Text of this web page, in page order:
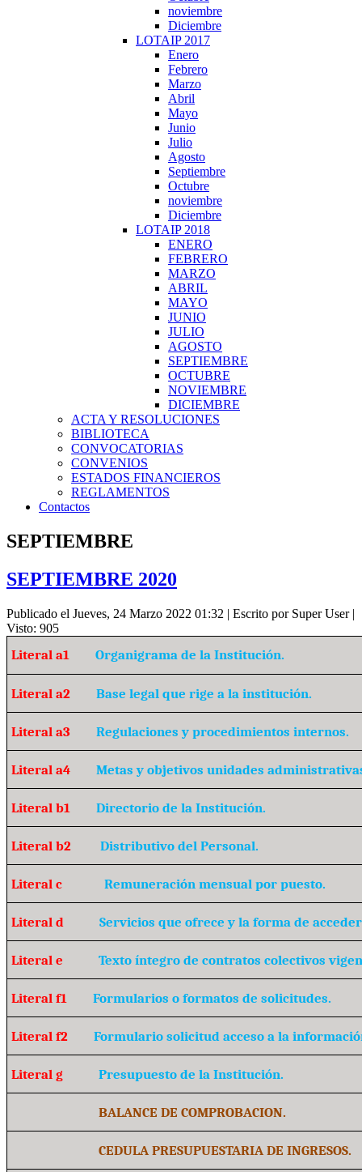
noviembre
Diciembre
LOTAIP 2017
Enero
Febrero
Marzo
Abril
Mayo
Junio
Julio
Agosto
Septiembre
Octubre
noviembre
Diciembre
LOTAIP 2018
ENERO
FEBRERO
MARZO
ABRIL
MAYO
JUNIO
JULIO
AGOSTO
SEPTIEMBRE
OCTUBRE
NOVIEMBRE
DICIEMBRE
ACTA Y RESOLUCIONES
BIBLIOTECA
CONVOCATORIAS
CONVENIOS
ESTADOS FINANCIEROS
REGLAMENTOS
Contactos
SEPTIEMBRE
SEPTIEMBRE 2020
Publicado el Jueves, 24 Marzo 2022 01:32 | Escrito por Super User|
Visto: 905
Literal a1 Organigrama de la Institución.
Literal a2 Base legal que rige a la institución.
Literal a3 Regulaciones y procedimientos internos.
Literal a4 Metas y objetivos unidades
Literal b1 Directorio de la Institución.
Literal b2 Distributivo del Personal.
Literal c Remuneración mensual por puesto.
Literal d Servicios que ofrece y la forma de
Literal e Texto íntegro de contratos colectivos
Literal f1 Formularios o formatos de solicitudes.
Literal f2 Formulario solicitud acceso a la
Literal g Presupuesto de la Institución.
BALANCE DE COMPROBACION.
CEDULA PRESUPUESTARIA DE INGRESOS.